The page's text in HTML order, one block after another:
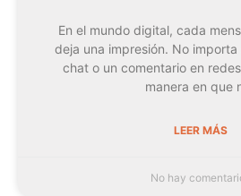
En el mundo digital, cada
deja una impresión. No importa
chat o un comentario en
manera en que
LEER MÁS
No hay